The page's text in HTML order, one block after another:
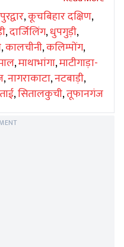
,कूचबिहार दक्षिण,
,दार्जिलिंग,धुपगुड़ी,
,कालचीनी,कलिम्पोंग,
,माथाभांगा,माटीगाड़ा-
,नागराकाटा,नटबाड़ी,
,सितालकुची,तूफानगंज